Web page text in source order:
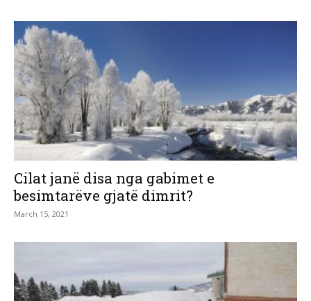
Cilat janë disa nga gabimet e
besimtarëve gjatë dimrit?
March 15, 2021